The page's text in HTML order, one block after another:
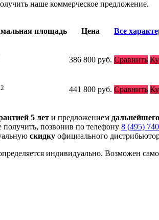
наше коммерческое предложение.
площадь Цена Все
386 800 руб. Сравнить
2 441 800 руб. Сравнить
5 лет и предложением
позвонив по телефону 8 (495)
скидку официального
индивидуально. Возможен